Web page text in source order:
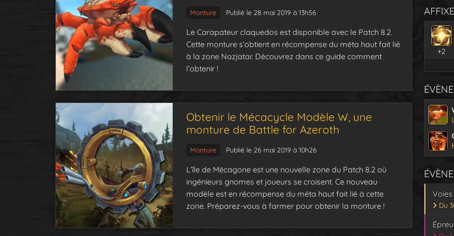
Monture Publié le 28 mai 2019 à 13h56
Le Carapateur claquedos est disponible avec le Patch 8.2.
Cette monture s’obtient en récompense du méta haut fait lié
à la zone Nazjatar. Découvrez dans ce guide comment
l’obtenir !
Obtenir le Mécacycle Modèle W, une
monture de Battle for Azeroth
Monture Publié le 26 mai 2019 à 10h26
L’île de Mécagone est une nouvelle zone du Patch 8.2 où
ingénieurs gnomes et joueurs se croisent. Ce nouveau
modèle est en récompense du méta haut fait lié à cette
zone. Préparez-vous à farmer pour obtenir la monture !
+2
Du